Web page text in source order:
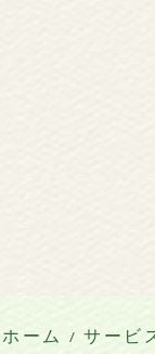
ホーム / サービ